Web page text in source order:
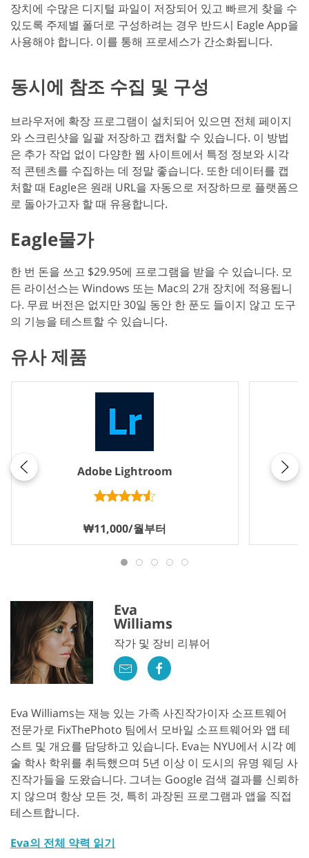
장치에 수많은 디지털 파일이 저장되어 있고 빠르게 찾을 수
있도록 주제별 폴더로 구성하려는 경우 반드시 Eagle App을
사용해야 합니다. 이를 통해 프로세스가 간소화됩니다.
동시에 참조 수집 및 구성
브라우저에 확장 프로그램이 설치되어 있으면 전체 페이지
와 스크린샷을 일괄 저장하고 캡처할 수 있습니다. 이 방법
은 추가 작업 없이 다양한 웹 사이트에서 특정 정보와 시각
적 콘텐츠를 수집하는 데 정말 좋습니다. 또한 데이터를 캡
처할 때 Eagle은 원래 URL을 자동으로 저장하므로 플랫폼으
로 돌아가고자 할 때 유용합니다.
Eagle물가
한 번 돈을 쓰고 $29.95에 프로그램을 받을 수 있습니다. 모
든 라이선스는 Windows 또는 Mac의 2개 장치에 적용됩니
다. 무료 버전은 없지만 30일 동안 한 푼도 들이지 않고 도구
의 기능을 테스트할 수 있습니다.
유사 제품
Adobe Lightroom
₩11,000/월부터
Eva
Williams
작가 및 장비 리뷰어
Eva Williams는 재능 있는 가족 사진작가이자 소프트웨어
전문가로 FixThePhoto 팀에서 모바일 소프트웨어와 앱 테
스트 및 개요를 담당하고 있습니다. Eva는 NYU에서 시각 예
술 학사 학위를 취득했으며 5년 이상 이 도시의 유명 웨딩 사
진작가들을 도왔습니다. 그녀는 Google 검색 결과를 신뢰하
지 않으며 항상 모든 것, 특히 과장된 프로그램과 앱을 직접
테스트합니다.
Eva의 전체 약력 읽기